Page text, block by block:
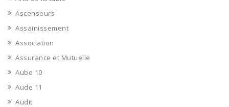
Ascenseurs
Assainissement
Association
Assurance et Mutuelle
Aube 10
Aude 11
Audit